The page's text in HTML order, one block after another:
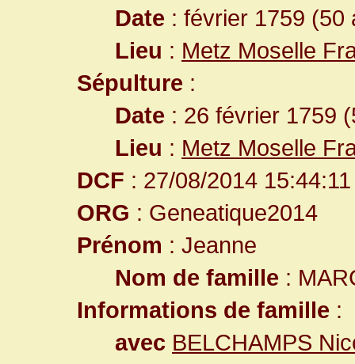
Date : février 1759 (50
Lieu : Metz Moselle
Sépulture :
Date : 26 février 1759
Lieu : Metz Moselle
DCF : 27/08/2014 15:44:11
ORG : Geneatique2014
Prénom : Jeanne
Nom de famille :
Informations de famille :
avec BELCHAMPS